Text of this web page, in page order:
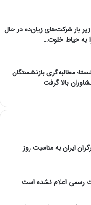
بار شرکت‌های زیان‌ده در حال
به حیاط خلوت…
مطالبه‌گری بازنشستگان
بالا گرفت
ایران به مناسبت روز
رسمی اعلام نشده است